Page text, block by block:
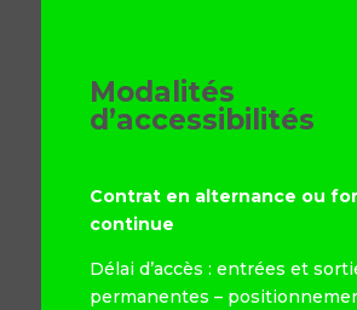
Modalités
d’accessibilités
Contrat en alternance ou
continue
Délai d’accès : entrées et
permanentes –